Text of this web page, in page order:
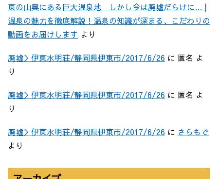
東の山奥にある巨大温泉地 しかし今は廃墟だらけに… |
温泉の魅力を徹底解説！温泉の知識が深まる、こだわりの
動画をお届けします より
廃墟＞伊東水明荘/静岡県伊東市/2017/6/26 に 匿名 よ
り
廃墟＞伊東水明荘/静岡県伊東市/2017/6/26 に 匿名 よ
り
廃墟＞伊東水明荘/静岡県伊東市/2017/6/26 に さらもで
より